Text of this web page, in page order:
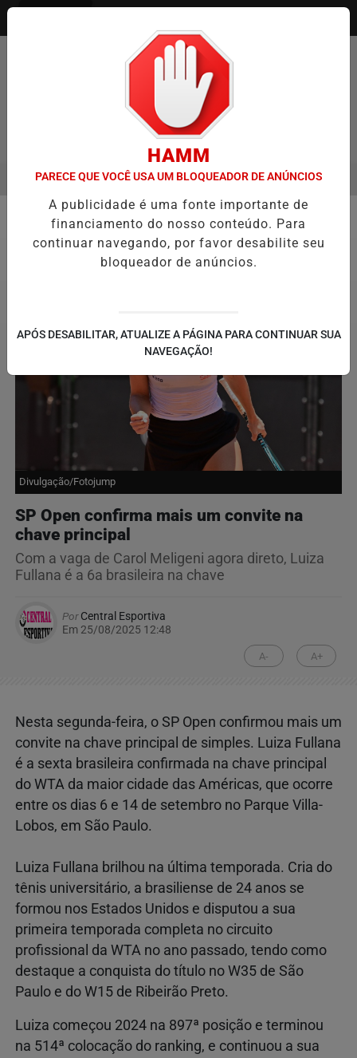
Pesquisar Notícia
ESTREIA NO CAMPEONATO PAULISTA MASCULINO DA
EM ALTA
MENU
Divulgação/Fotojump
SP Open confirma mais um convite na
chave principal
Com a vaga de Carol Meligeni agora direto, Luiza
Fullana é a 6a brasileira na chave
PorCentral Esportiva
Em 25/08/2025 12:48
A- A+
Nesta segunda-feira, o SP Open confirmou mais um
convite na chave principal de simples. Luiza Fullana
é a sexta brasileira confirmada na chave principal
do WTA da maior cidade das Américas, que ocorre
entre os dias 6 e 14 de setembro no Parque Villa-
Lobos, em São Paulo.
Luiza Fullana brilhou na última temporada. Cria do
tênis universitário, a brasiliense de 24 anos se
formou nos Estados Unidos e disputou a sua
primeira temporada completa no circuito
profissional da WTA no ano passado, tendo como
destaque a conquista do título no W35 de São
Paulo e do W15 de Ribeirão Preto.
Luiza começou 2024 na 897ª posição e terminou
na 514ª colocação do ranking, e continuou a sua
HAMM
PARECE QUE VOCÊ USA UM BLOQUEADOR DE ANÚNCIOS
A publicidade é uma fonte importante de
financiamento do nosso conteúdo. Para
continuar navegando, por favor desabilite seu
bloqueador de anúncios.
APÓS DESABILITAR, ATUALIZE A PÁGINA PARA CONTINUAR SUA
NAVEGAÇÃO!